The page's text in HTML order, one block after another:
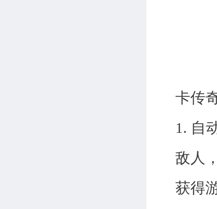
卡传
1. 自
敌人
获得